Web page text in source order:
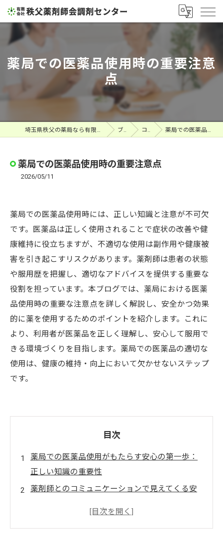
薬局での医薬品使用時の重要注意
点
埼玉県秩父の薬局なら有限会社秩父薬剤師会調剤センター ブログ コラム 薬局での医薬品使用時の重要注意点
薬局での医薬品使用時の重要注意点
2026/05/11
薬局での医薬品使用時には、正しい知識と注意が不可欠
です。医薬品は正しく使用されることで症状の改善や健
康維持に役立ちますが、不適切な使用は副作用や健康被
害を引き起こすリスクがあります。薬剤師は患者の状態
や服用歴を把握し、適切なアドバイスを提供する重要な
役割を担っています。本ブログでは、薬局における医薬
品使用時の重要な注意点を詳しく解説し、安全かつ効果
的に薬を使用するためのポイントを紹介します。これに
より、利用者が医薬品を正しく理解し、安心して服用で
きる環境づくりを目指します。薬局での医薬品の適切な
使用は、健康の維持・向上において欠かせないステップ
です。
目次
薬局での医薬品使用がもたらす安心の第一歩：
正しい知識の重要性
薬剤師とのコミュニケーションで見えてくる安